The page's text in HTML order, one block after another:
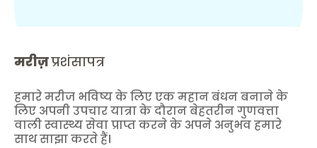
मरीज़प्रशंसापत्र
हमारे मरीज भविष्य के लिए एक महान बंधन बनाने के
लिए अपनी उपचार यात्रा के दौरान बेहतरीन गुणवत्ता
वाली स्वास्थ्य सेवा प्राप्त करने के अपने अनुभव हमारे
साथ साझा करते हैं।